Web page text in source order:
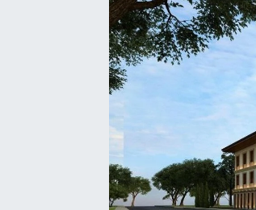
Gayrimenkul